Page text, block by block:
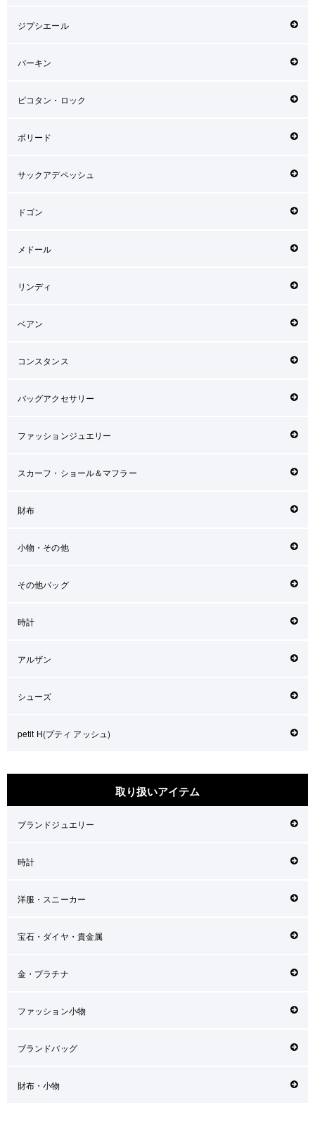
ジプシエール
バーキン
ピコタン・ロック
ボリード
サックアデペッシュ
ドゴン
メドール
リンディ
ベアン
コンスタンス
バッグアクセサリー
ファッションジュエリー
スカーフ・ショール＆マフラー
財布
小物・その他
その他バッグ
時計
アルザン
シューズ
petit H(プティ アッシュ)
取り扱いアイテム
ブランドジュエリー
時計
洋服・スニーカー
宝石・ダイヤ・貴金属
金・プラチナ
ファッション小物
ブランドバッグ
財布・小物